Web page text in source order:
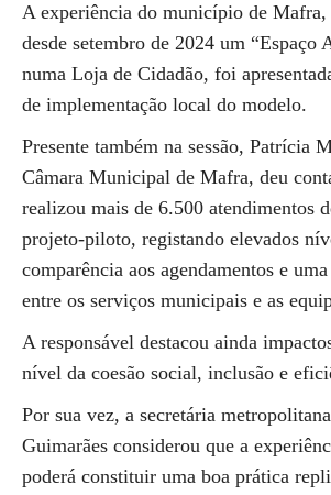
A experiência do município de Mafra,
desde setembro de 2024 um
numa Loja de Cidadão, foi
de implementação local do modelo.
Presente também na sessão, Patrícia
Câmara Municipal de Mafra, deu
realizou mais de 6.500 atendimentos
projeto-piloto, registando elevados
comparência aos agendamentos e
entre os serviços municipais e as
A responsável destacou ainda
nível da coesão social, inclusão e
Por sua vez, a secretária
Guimarães considerou que a
poderá constituir uma boa prática